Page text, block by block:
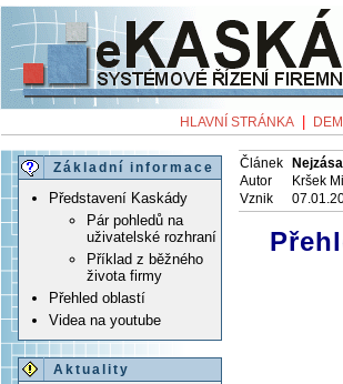
HLAVNÍ STRÁNKA
Základní informace
Představení Kaskády
Pár pohledů na
uživatelské rozhraní
Příklad z běžného
života firmy
Přehled oblastí
Videa na youtube
Aktuality
Článek
Autor
Kršek
Vznik